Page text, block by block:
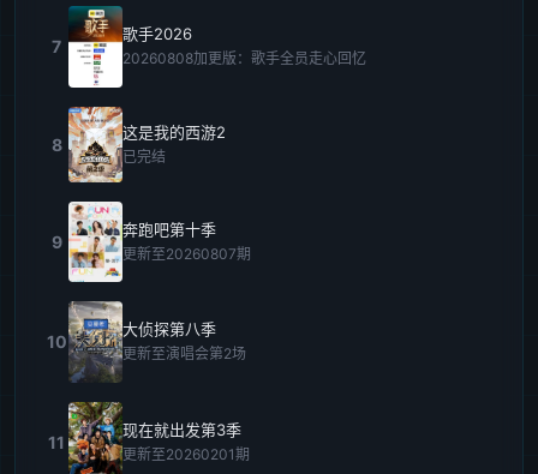
7
歌手2026
20260808加更版：歌手全员走心回忆
8
这是我的西游2
已完结
9
奔跑吧第十季
更新至20260807期
10
大侦探第八季
更新至演唱会第2场
11
现在就出发第3季
更新至20260201期